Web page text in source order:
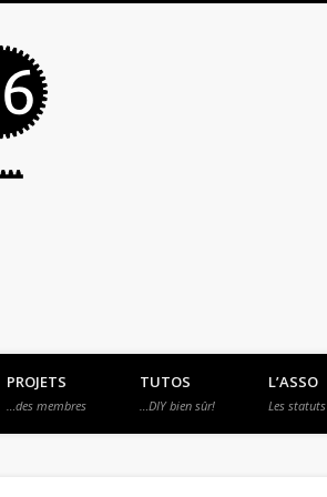
MakerSpace56
PROJETS
…des membres
TUTOS
…DIY bien sûr!
L’ASSO
Les statuts